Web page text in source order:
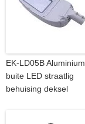
EK-LD05B Aluminium
buite LED straatlig
behuising deksel